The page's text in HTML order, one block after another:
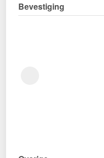
Bevestiging